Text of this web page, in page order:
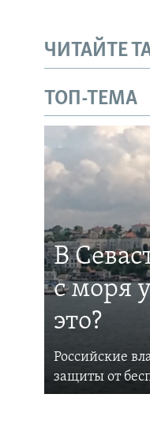
ЧИТАЙТЕ
ТОП-ТЕМА
В
с моря
это?
Российские
защиты от